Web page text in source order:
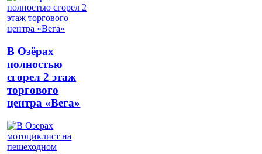
В Озёрах
полностью
сгорел 2 этаж
торгового
центра «Вега»